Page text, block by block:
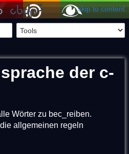
skip to content
der c-
Wörter zu bec_reiben.
allgemeinen regeln